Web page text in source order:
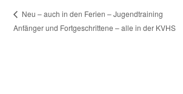
Neu – auch in den Ferien – Jugendtraining
Anfänger und Fortgeschrittene – alle in der KVHS